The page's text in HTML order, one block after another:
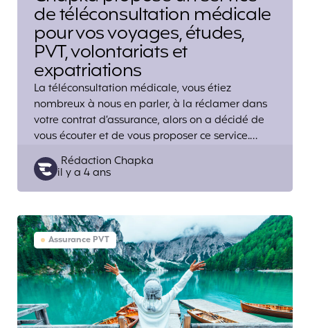
de téléconsultation médicale
pour vos voyages, études,
PVT, volontariats et
expatriations
La téléconsultation médicale, vous étiez
nombreux à nous en parler, à la réclamer dans
votre contrat d’assurance, alors on a décidé de
vous écouter et de vous proposer ce service.…
Posted
by
Rédaction Chapka
il y a 4 ans
Assurance PVT